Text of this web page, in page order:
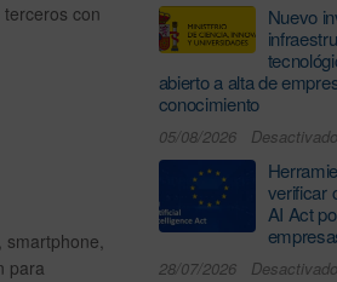
con
smartphone,
para
Nuevo
abierto a alta de
conocimiento
05/08/2026 Desactivado
verificar
AI Act
28/07/2026 Desactivado